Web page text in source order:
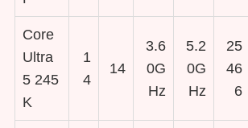
Core
Ultra
5 245
K
1
4
14
3.6
0G
Hz
5.2
0G
Hz
25
46
6